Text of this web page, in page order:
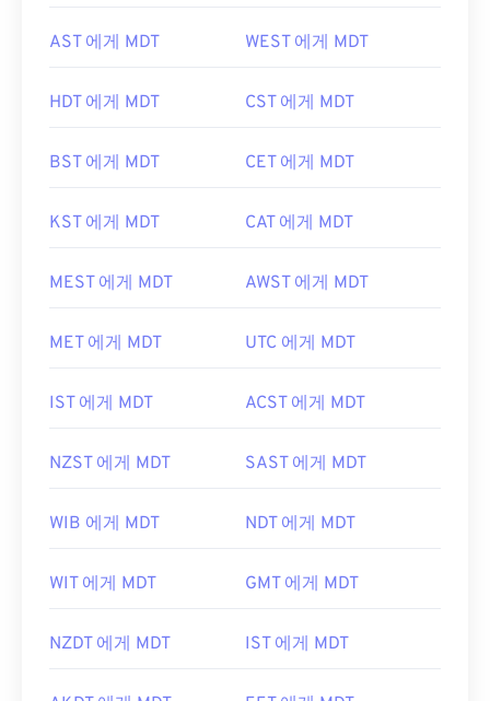
AST 에게 MDT WEST 에게 MDT
HDT 에게 MDT CST 에게 MDT
BST 에게 MDT CET 에게 MDT
KST 에게 MDT CAT 에게 MDT
MEST 에게 MDT AWST 에게 MDT
MET 에게 MDT UTC 에게 MDT
IST 에게 MDT ACST 에게 MDT
NZST 에게 MDT SAST 에게 MDT
WIB 에게 MDT NDT 에게 MDT
WIT 에게 MDT GMT 에게 MDT
NZDT 에게 MDT IST 에게 MDT